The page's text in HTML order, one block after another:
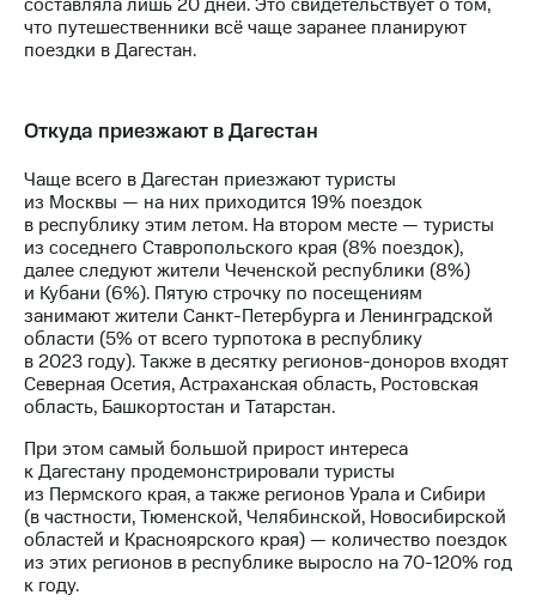
что путешественники всё чаще заранее планируют
поездки в Дагестан.
Откуда приезжают в Дагестан
Чаще всего в Дагестан приезжают туристы
из Москвы — на них приходится 19% поездок
в республику этим летом. На втором месте — туристы
из соседнего Ставропольского края (8% поездок),
далее следуют жители Чеченской республики (8%)
и Кубани (6%). Пятую строчку по посещениям
занимают жители Санкт-Петербурга и Ленинградской
области (5% от всего турпотока в республику
в 2023 году). Также в десятку регионов-доноров входят
Северная Осетия, Астраханская область, Ростовская
область, Башкортостан и Татарстан.
При этом самый большой прирост интереса
к Дагестану продемонстрировали туристы
из Пермского края, а также регионов Урала и Сибири
(в частности, Тюменской, Челябинской, Новосибирской
областей и Красноярского края) — количество поездок
из этих регионов в республике выросло на 70-120% год
к году.